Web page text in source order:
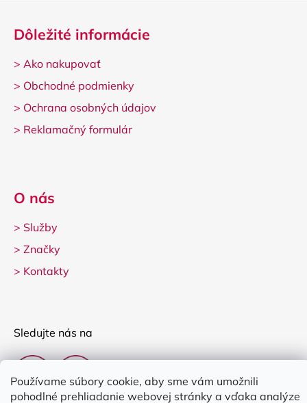
Používame súbory cookie, aby sme vám umožnili
pohodlné prehliadanie webovej stránky a vďaka analýze
Dôležité informácie
> Ako nakupovať
> Obchodné podmienky
> Ochrana osobných údajov
> Reklamačný formulár
O nás
> Služby
> Značky
> Kontakty
Sledujte nás na